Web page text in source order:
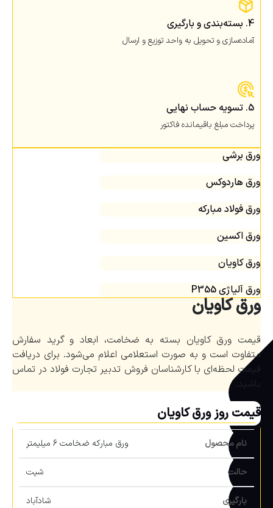
4. بسته‌بندی و بارگیری
آماده‌سازی و تحویل به واحد توزیع و ارسال
5. تسویه حساب نهایی
پرداخت مبلغ باقیمانده فاکتور
ورق برشی
ورق هاردوکس
ورق فولاد مبارکه
ورق اکسین
ورق کاویان
ورق آلیاژی P355
ورق کاویان
قیمت ورق کاویان بسته به ضخامت، ابعاد و گرید سفارش
متفاوت است و به صورت استعلامی اعلام می‌شود. برای دریافت
قیمت لحظه‌ای با کارشناسان فروش تدبیر تجارت فولاد در تماس
باشید.
قیمت روز ورق کاویان
ورق مبارکه ضخامت 6 میلیمتر
شیت
شادآباد